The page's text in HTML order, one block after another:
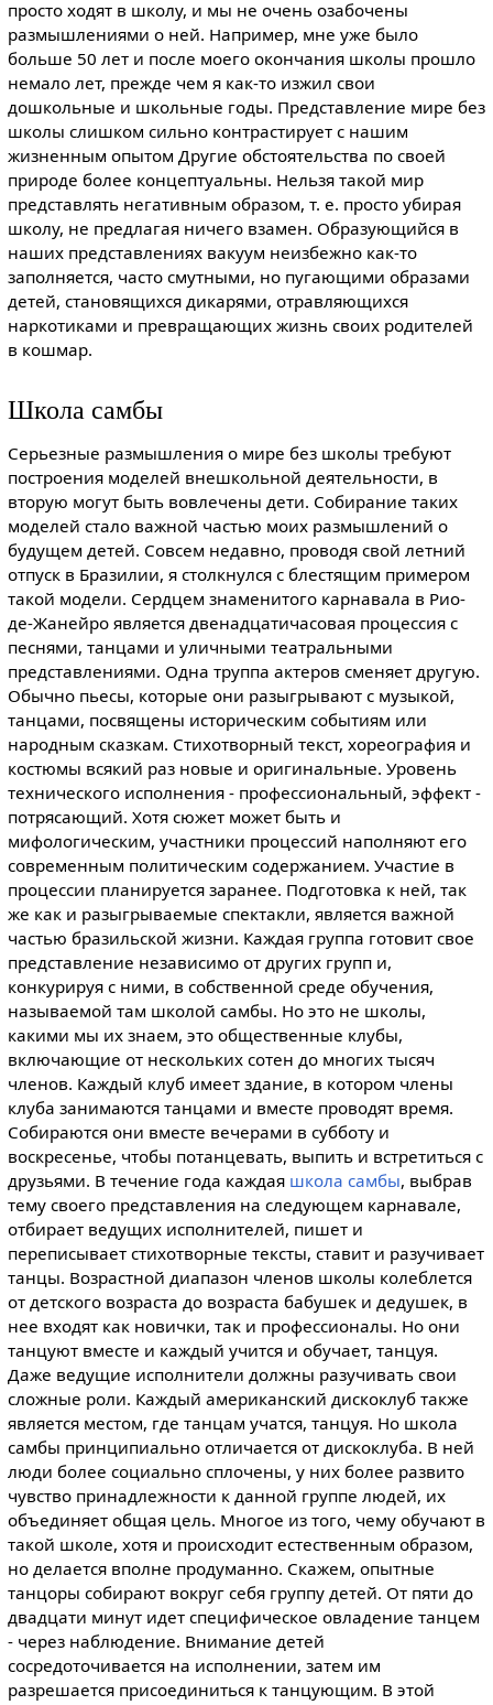
просто ходят в школу, и мы не очень озабочены
размышлениями о ней. Например, мне уже было
больше 50 лет и после моего окончания школы прошло
немало лет, прежде чем я как-то изжил свои
дошкольные и школьные годы. Представление мире без
школы слишком сильно контрастирует с нашим
жизненным опытом Другие обстоятельства по своей
природе более концептуальны. Нельзя такой мир
представлять негативным образом, т. е. просто убирая
школу, не предлагая ничего взамен. Образующийся в
наших представлениях вакуум неизбежно как-то
заполняется, часто смутными, но пугающими образами
детей, становящихся дикарями, отравляющихся
наркотиками и превращающих жизнь своих родителей
в кошмар.
Школа самбы
Серьезные размышления о мире без школы требуют
построения моделей внешкольной деятельности, в
вторую могут быть вовлечены дети. Собирание таких
моделей стало важной частью моих размышлений о
будущем детей. Совсем недавно, проводя свой летний
отпуск в Бразилии, я столкнулся с блестящим примером
такой модели. Сердцем знаменитого карнавала в Рио-
де-Жанейро является двенадцатичасовая процессия с
песнями, танцами и уличными театральными
представлениями. Одна труппа актеров сменяет другую.
Обычно пьесы, которые они разыгрывают с музыкой,
танцами, посвящены историческим событиям или
народным сказкам. Стихотворный текст, хореография и
костюмы всякий раз новые и оригинальные. Уровень
технического исполнения - профессиональный, эффект -
потрясающий. Хотя сюжет может быть и
мифологическим, участники процессий наполняют его
современным политическим содержанием. Участие в
процессии планируется заранее. Подготовка к ней, так
же как и разыгрываемые спектакли, является важной
частью бразильской жизни. Каждая группа готовит свое
представление независимо от других групп и,
конкурируя с ними, в собственной среде обучения,
называемой там школой самбы. Но это не школы,
какими мы их знаем, это общественные клубы,
включающие от нескольких сотен до многих тысяч
членов. Каждый клуб имеет здание, в котором члены
клуба занимаются танцами и вместе проводят время.
Собираются они вместе вечерами в субботу и
воскресенье, чтобы потанцевать, выпить и встретиться с
друзьями. В течение года каждая школа самбы, выбрав
тему своего представления на следующем карнавале,
отбирает ведущих исполнителей, пишет и
переписывает стихотворные тексты, ставит и разучивает
танцы. Возрастной диапазон членов школы колеблется
от детского возраста до возраста бабушек и дедушек, в
нее входят как новички, так и профессионалы. Но они
танцуют вместе и каждый учится и обучает, танцуя.
Даже ведущие исполнители должны разучивать свои
сложные роли. Каждый американский дискоклуб также
является местом, где танцам учатся, танцуя. Но школа
самбы принципиально отличается от дискоклуба. В ней
люди более социально сплочены, у них более развито
чувство принадлежности к данной группе людей, их
объединяет общая цель. Многое из того, чему обучают в
такой школе, хотя и происходит естественным образом,
но делается вполне продуманно. Скажем, опытные
танцоры собирают вокруг себя группу детей. От пяти до
двадцати минут идет специфическое овладение танцем
- через наблюдение. Внимание детей
сосредоточивается на исполнении, затем им
разрешается присоединиться к танцующим. В этой